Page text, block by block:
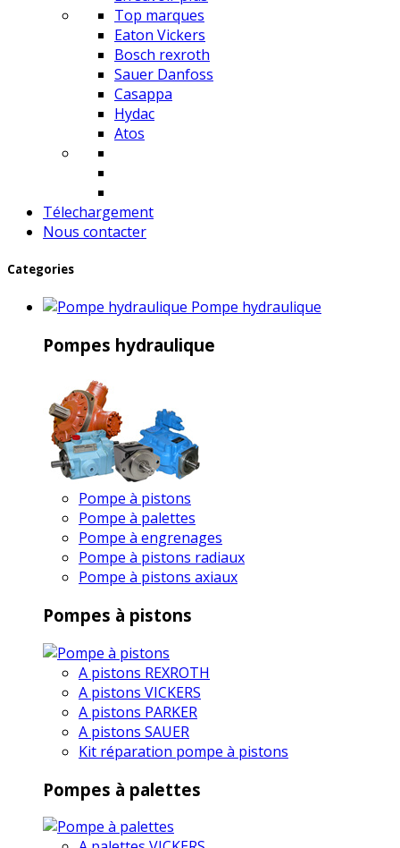
Top marques
Eaton Vickers
Bosch rexroth
Sauer Danfoss
Casappa
Hydac
Atos
Télechargement
Nous contacter
Categories
Pompe hydraulique
Pompes hydraulique
Pompe à pistons
Pompe à palettes
Pompe à engrenages
Pompe à pistons radiaux
Pompe à pistons axiaux
Pompes à pistons
A pistons REXROTH
A pistons VICKERS
A pistons PARKER
A pistons SAUER
Kit réparation pompe à pistons
Pompes à palettes